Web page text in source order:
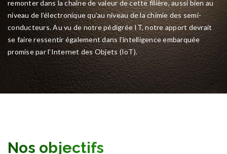
remonter dans la chaîne de valeur de cette filière, aussi bien au
niveau de l’électronique qu’au niveau de la chimie des semi-
conducteurs. Au vu de notre pédigrée IT, notre apport devrait
se faire ressentir également dans l’intelligence embarquée
promise par l’Internet des Objets (IoT).
Nos objectifs